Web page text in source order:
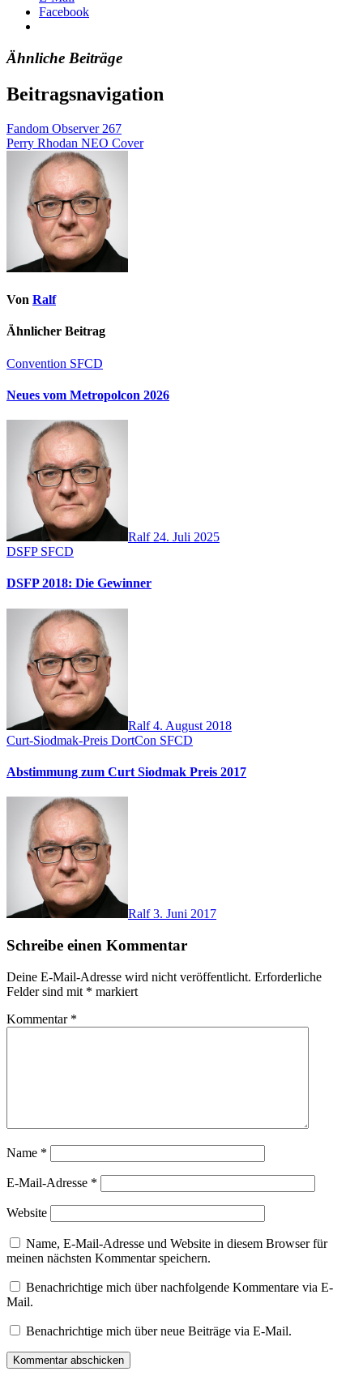
Facebook
Ähnliche Beiträge
Beitragsnavigation
Fandom Observer 267
Perry Rhodan NEO Cover
Von Ralf
Ähnlicher Beitrag
Convention SFCD
Neues vom Metropolcon 2026
Ralf 24. Juli 2025
DSFP SFCD
DSFP 2018: Die Gewinner
Ralf4. August 2018
Curt-Siodmak-Preis DortCon SFCD
Abstimmung zum Curt Siodmak Preis 2017
Ralf3. Juni 2017
Schreibe einen Kommentar
Deine E-Mail-Adresse wird nicht veröffentlicht. Erforderliche
Felder sind mit * markiert
Kommentar *
Name *
E-Mail-Adresse *
Website
Name, E-Mail-Adresse und Website in diesem Browser für
meinen nächsten Kommentar speichern.
Benachrichtige mich über nachfolgende Kommentare via E-
Mail.
Benachrichtige mich über neue Beiträge via E-Mail.